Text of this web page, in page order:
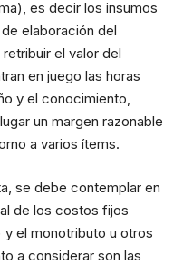
es decir los insumos
elaboración del
el valor del
en juego las horas
y el conocimiento,
un margen razonable
a varios ítems.
se debe contemplar en
de los costos fijos
el monotributo u otros
a considerar son las